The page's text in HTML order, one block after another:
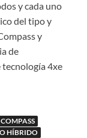
y cada uno
del tipo y
y
de
tecnología 4xe
HÍBRIDO